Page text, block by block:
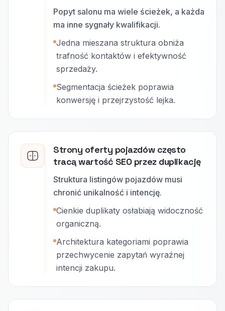
Popyt salonu ma wiele ścieżek, a każda
ma inne sygnały kwalifikacji.
Jedna mieszana struktura obniża
trafność kontaktów i efektywność
sprzedaży.
Segmentacja ścieżek poprawia
konwersję i przejrzystość lejka.
Strony oferty pojazdów często
tracą wartość SEO przez duplikację
Struktura listingów pojazdów musi
chronić unikalność i intencję.
Cienkie duplikaty osłabiają widoczność
organiczną.
Architektura kategoriami poprawia
przechwycenie zapytań wyraźnej
intencji zakupu.